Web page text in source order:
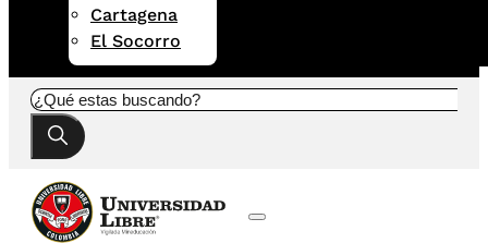
Cartagena
El Socorro
Buscar